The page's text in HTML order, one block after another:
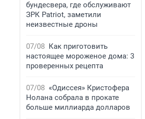
бундесвера, где обслуживают
ЗРК Patriot, заметили
неизвестные дроны
07/08 Как приготовить
настоящее мороженое дома: 3
проверенных рецепта
07/08 «Одиссея» Кристофера
Нолана собрала в прокате
больше миллиарда долларов